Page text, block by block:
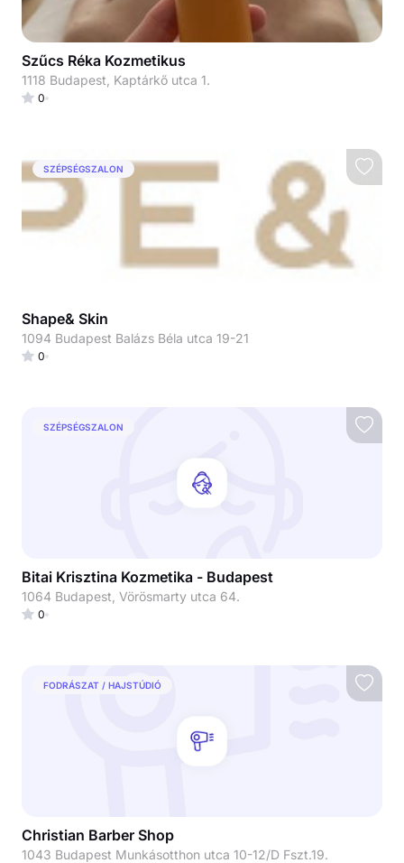
Szűcs Réka Kozmetikus
1118 Budapest, Kaptárkő utca 1.
0
SZÉPSÉGSZALON
Shape& Skin
1094 Budapest Balázs Béla utca 19-21
0
SZÉPSÉGSZALON
Bitai Krisztina Kozmetika - Budapest
1064 Budapest, Vörösmarty utca 64.
0
FODRÁSZAT / HAJSTÚDIÓ
Christian Barber Shop
1043 Budapest Munkásotthon utca 10-12/D Fszt.19.